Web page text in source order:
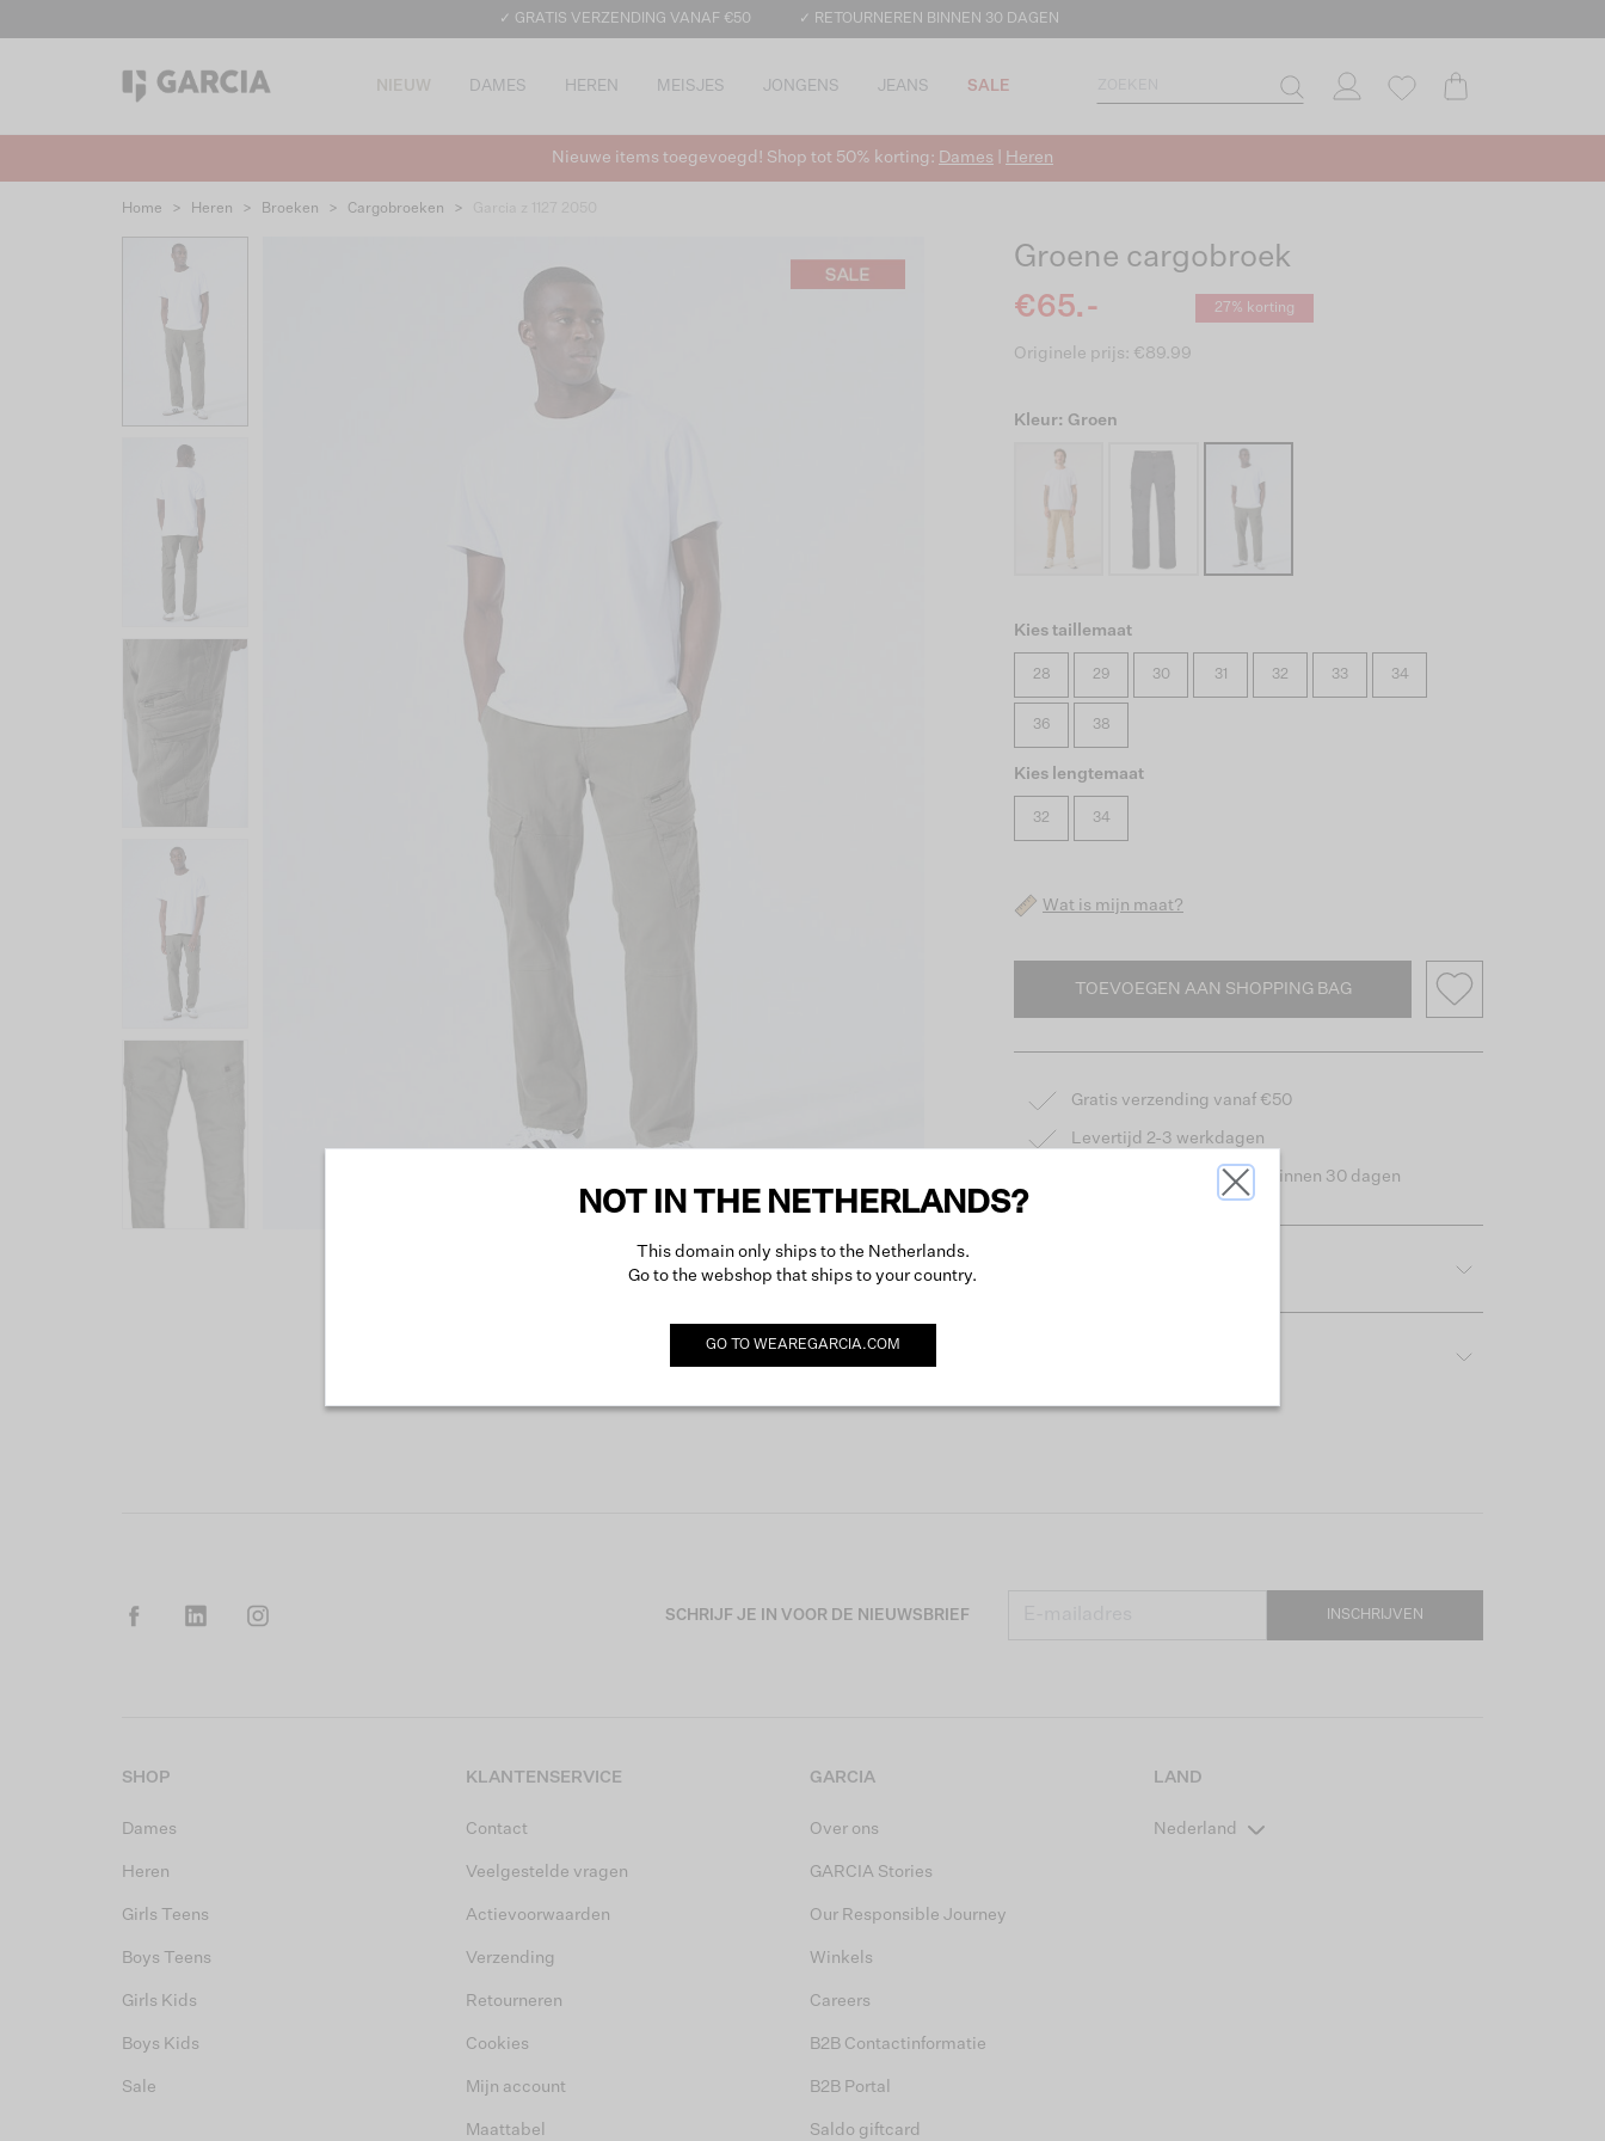
✓ GRATIS VERZENDING VANAF €50 ✓ RETOURNEREN BINNEN 30 DAGEN
NIEUW DAMES HEREN MEISJES JONGENS JEANS SALE
Nieuwe items toegevoegd! Shop tot 50% korting: Dames Heren
Home > Heren > Broeken > Cargobroeken >
Groene cargobroek
€65.-
27% korting
Originele prijs: €89.99
Kleur: Groen
Kies taillemaat
28 29 30 31 32 33 34
36 38
Kies lengtemaat
32 34
Wat is mijn maat?
TOEVOEGEN AAN SHOPPING BAG
Gratis verzending vanaf €50
Levertijd 2-3 werkdagen
Gemakkelijk retourneren binnen 30 dagen
SCHRIJF JE IN VOOR DE NIEUWSBRIEF INSCHRIJVEN
SHOP
Dames
Heren
Girls Teens
Boys Teens
Girls Kids
Boys Kids
Sale
KLANTENSERVICE
Contact
Veelgestelde vragen
Actievoorwaarden
Verzending
Retourneren
Cookies
Mijn account
Maattabel
GARCIA
Over ons
GARCIA Stories
Our Responsible Journey
Winkels
Careers
B2B Contactinformatie
B2B Portal
Saldo giftcard
LAND
Nederland
NOT IN THE NETHERLANDS?
This domain only ships to the Netherlands.
Go to the webshop that ships to your country.
GO TO WEAREGARCIA.COM